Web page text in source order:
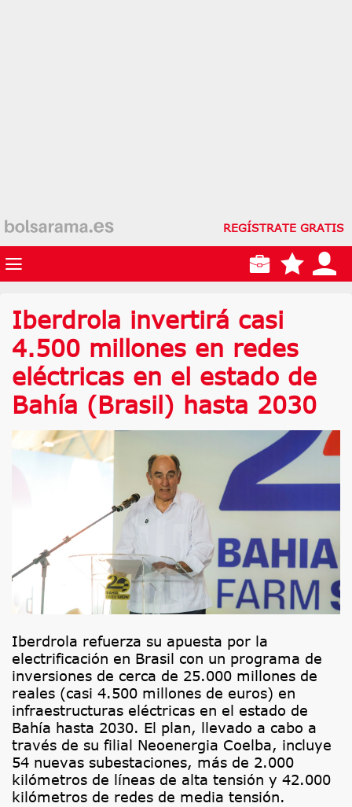
REGÍSTRATE GRATIS
Iberdrola invertirá casi
4.500 millones en redes
eléctricas en el estado de
Bahía (Brasil) hasta 2030
Iberdrola refuerza su apuesta por la
electrificación en Brasil con un programa de
inversiones de cerca de 25.000 millones de
reales (casi 4.500 millones de euros) en
infraestructuras eléctricas en el estado de
Bahía hasta 2030. El plan, llevado a cabo a
través de su filial Neoenergia Coelba, incluye
54 nuevas subestaciones, más de 2.000
kilómetros de líneas de alta tensión y 42.000
kilómetros de redes de media tensión.